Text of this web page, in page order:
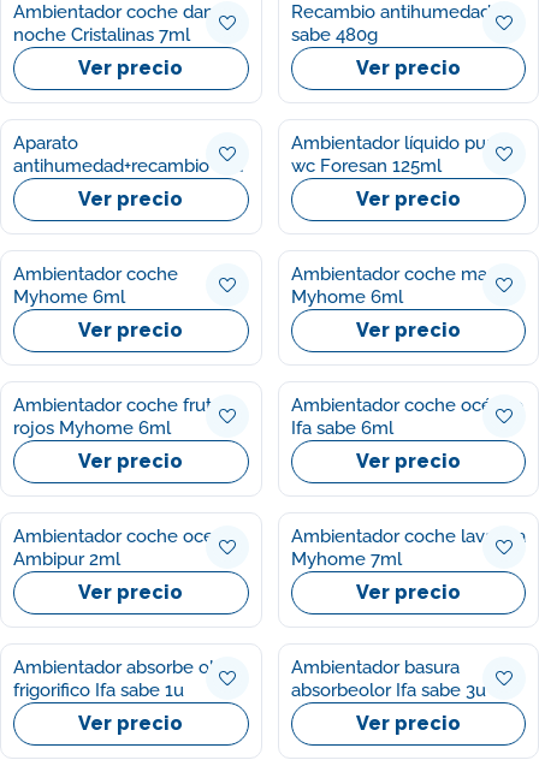
Ambientador coche dama
noche Cristalinas 7ml
Ver precio
Recambio antihumedad Ifa
sabe 480g
Ver precio
Aparato
antihumedad+recambio Ifa
sabe 1u Ver precio
Ambientador líquido pure
wc Foresan 125ml
Ver precio
Ambientador coche
Myhome 6ml
Ver precio
Ambientador coche mango
Myhome 6ml
Ver precio
Ambientador coche frutos
rojos Myhome 6ml
Ver precio
Ambientador coche océano
Ifa sabe 6ml
Ver precio
Ambientador coche oceano
Ambipur 2ml
Ver precio
Ambientador coche lavanda
Myhome 7ml
Ver precio
Ambientador absorbe olor
frigorifico Ifa sabe 1u
Ver precio
Ambientador basura
absorbeolor Ifa sabe 3u
Ver precio